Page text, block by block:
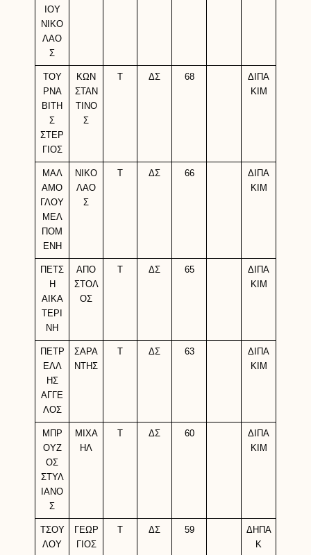
ΙΟΥ
ΝΙΚΟ
ΛΑΟ
Σ
ΤΟΥ
ΡΝΑ
ΒΙΤΗ
Σ
ΣΤΕΡ
ΓΙΟΣ
ΚΩΝ
ΣΤΑΝ
ΤΙΝΟ
Σ
ΔΣ 68
ΔΙΠΑ
ΚΙΜ
ΜΑΛ
ΑΜΟ
ΓΛΟΥ
ΜΕΛ
ΠΟΜ
ΕΝΗ
ΝΙΚΟ
ΛΑΟ
Σ
ΔΣ 66
ΔΙΠΑ
ΚΙΜ
ΠΕΤΣ
Η
ΑΙΚΑ
ΤΕΡΙ
ΝΗ
ΑΠΟ
ΣΤΟΛ
ΟΣ
ΔΣ 65
ΔΙΠΑ
ΚΙΜ
ΠΕΤΡ
ΕΛΛ
ΗΣ
ΑΓΓΕ
ΛΟΣ
ΣΑΡΑ
ΝΤΗΣ
ΔΣ 63
ΔΙΠΑ
ΚΙΜ
ΜΠΡ
ΟΥΖ
ΟΣ
ΣΤΥΛ
ΙΑΝΟ
Σ
ΜΙΧΑ
ΗΛ
ΔΣ 60
ΔΙΠΑ
ΚΙΜ
ΤΣΟΥ
ΛΟΥ
ΓΕΩΡ
ΓΙΟΣ
ΔΣ 59
ΔΗΠΑ
Κ